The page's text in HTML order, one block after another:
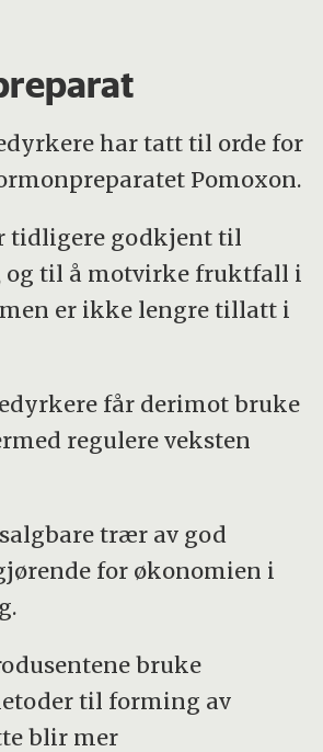
har tatt til orde for
Pomoxon.
tidligere godkjent til
til å motvirke fruktfall i
er ikke lengre tillatt i
får derimot bruke
regulere veksten
trær av god
for økonomien i
bruke
til forming av
blir mer